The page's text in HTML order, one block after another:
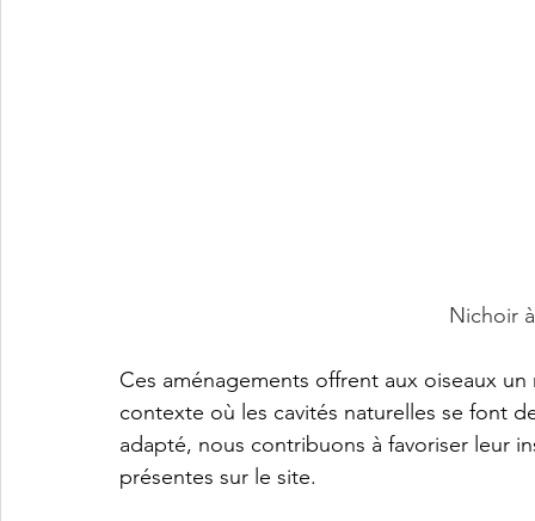
Nichoir
Ces aménagements offrent aux oiseaux
contexte où les cavités naturelles se font
adapté, nous contribuons à favoriser leur
présentes sur le site.